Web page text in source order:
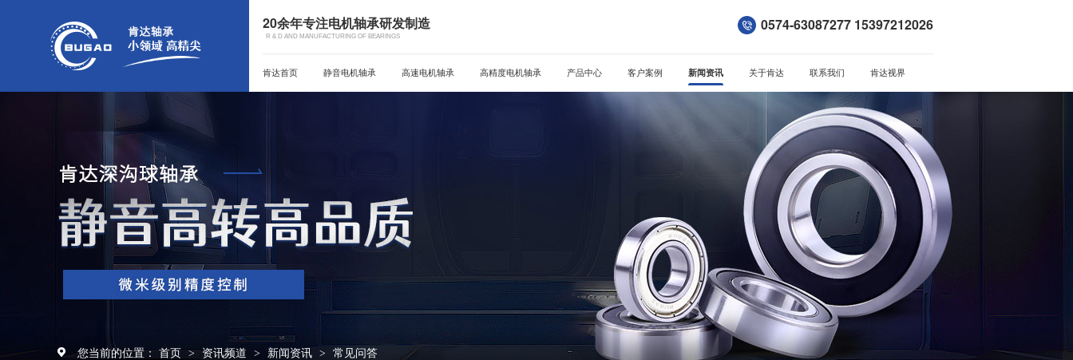
20余年专注电机轴承研发制造
R & D AND MANUFACTURING OF BEARINGS
0574-63087277 15397212026
肯达首页 静音电机轴承 高速电机轴承 高精度电机轴承 产品中心 客户案例 新闻资讯 关于肯达 联系我们 肯达视界
您当前的位置： 首页 > 资讯频道 > 新闻资讯 > 常见问答